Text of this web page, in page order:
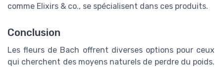
comme Elixirs & co., se spécialisent dans ces produits.
Conclusion
Les fleurs de Bach offrent diverses options pour ceux
qui cherchent des moyens naturels de perdre du poids.